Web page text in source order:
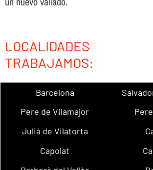
LOCALIDADES
TRABAJAMOS:
Barcelona
Pere de Vilamajor
Julià de Vilatorta
Capolat